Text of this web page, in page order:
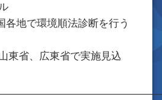
地で環境順法診断を行う
東省、広東省で実施見込